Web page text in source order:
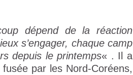
dépend de la réaction
s’engager, chaque camp
depuis le printemps« . Il a
par les Nord-Coréens,